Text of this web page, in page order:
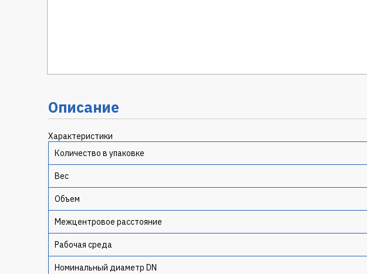
Описание
Характеристики
Количество в упаковке
Вес
Объем
Межцентровое расстояние
Рабочая среда
Номинальный диаметр DN